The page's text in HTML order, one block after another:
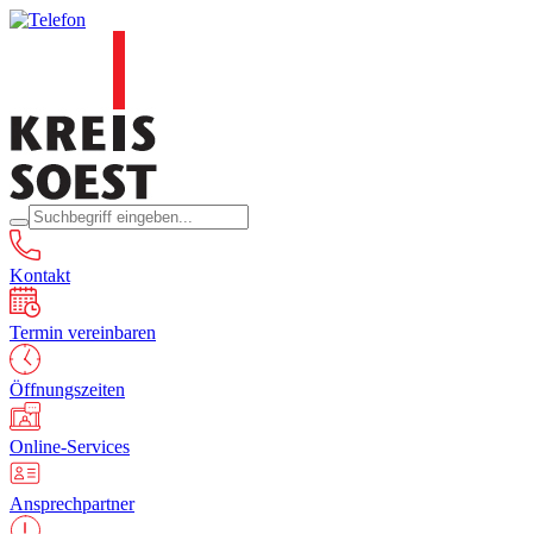
Kontakt
Termin vereinbaren
Öffnungszeiten
Online-Services
Ansprechpartner